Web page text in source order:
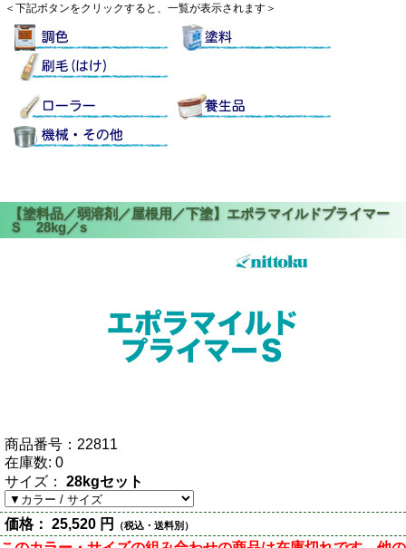
＜下記ボタンをクリックすると、一覧が表示されます＞
商品番号： 22811
在庫数: 0
サイズ： 28kgセット
価格： 25,520 円 （税込・送料別）